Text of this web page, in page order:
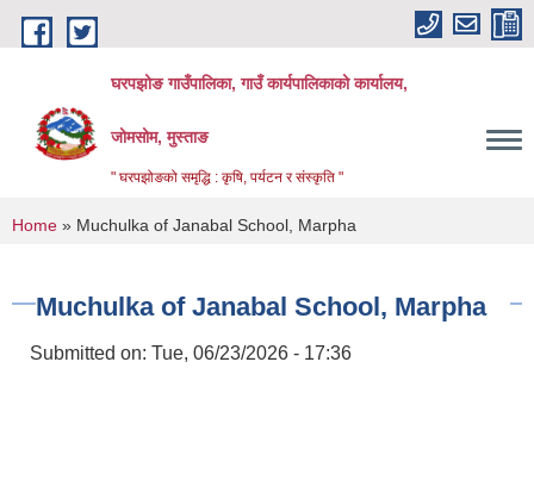
Skip to main content
घरपझोङ गाउँपालिका, गाउँ कार्यपालिकाको कार्यालय,
जोमसोम, मुस्ताङ
" घरपझोङको समृद्धि : कृषि, पर्यटन र संस्कृति "
You are here
Home » Muchulka of Janabal School, Marpha
Muchulka of Janabal School, Marpha
Submitted on: Tue, 06/23/2026 - 17:36